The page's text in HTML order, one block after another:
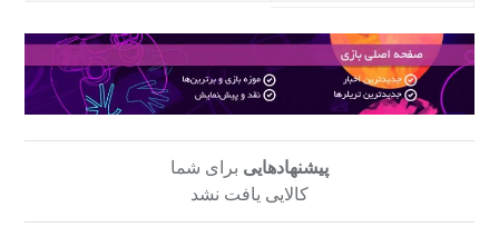
پیشنهادهایی برای شما
کالایی یافت نشد